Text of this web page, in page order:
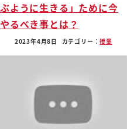
ぶように生きる」ために今
やるべき事とは？
2023年4月8日 カテゴリー：授業